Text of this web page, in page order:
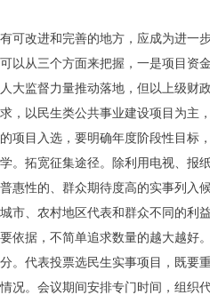
可改进和完善的地方，应成为进一
以从三个方面来把握，一是项目资
大监督力量推动落地，但以上级财
，以民生类公共事业建设项目为主
项目入选，要明确年度阶段性目标
。拓宽征集途径。除利用电视、报
惠性的、群众期待度高的实事列
市、农村地区代表和群众不同的利
依据，不简单追求数量的越大越
。代表投票选民生实事项目，既
况。会议期间安排专门时间，组织